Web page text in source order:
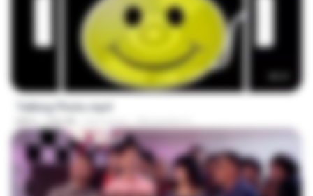
Talking Photo.mp4
546 KB há 2 anos Alexandre V.